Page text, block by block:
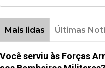
Mais lidas Últimas
Você serviu às Forças